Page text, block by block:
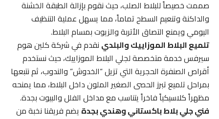
صممت خصيصاً للبلاط الصلب، حيث نقوم بإزالة الطبقة الخشنة
والداكنة وتنعيم السطح تماماً، مما يسهل عملية التنظيف
اليومي ويمنع التصاق الأتربة والزيوت بمسام البلاط.
تلميع البلاط الموزاييك والبلدينقدم في شركة كلين هوم
سيرفس خدمة متخصصة لجلي البلاط الموزاييك، حيث نستخدم
أقراص الصنفرة الحجرية التي تزيل “الخدوش” والندوب، ثم نتبعها
بمراحل تلميع تبرز الحصى الصغير الملون داخل البلاط، مما يمنحه
مظهراً كلاسيكياً فاخراً يتناسب مع مداخل الفلل والبيوت بجدة.
فني جلي بلاط باكستاني وهندي بجدةيضم فريقنا نخبة من